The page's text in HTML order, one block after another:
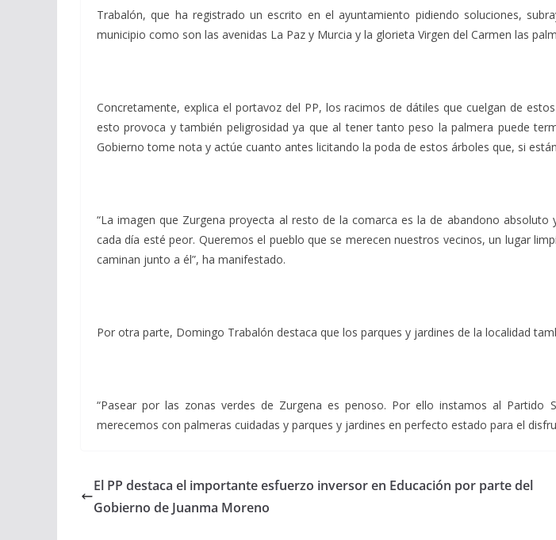
Trabalón, que ha registrado un escrito en el ayuntamiento pidiendo soluciones,
municipio como son las avenidas La Paz y Murcia y la glorieta Virgen del Carmen las
Concretamente, explica el portavoz del PP, los racimos de dátiles que cuelgan de
esto provoca y también peligrosidad ya que al tener tanto peso la palmera puede
Gobierno tome nota y actúe cuanto antes licitando la poda de estos árboles que, si
“La imagen que Zurgena proyecta al resto de la comarca es la de abandono
cada día esté peor. Queremos el pueblo que se merecen nuestros vecinos, un lugar
caminan junto a él”, ha manifestado.
Por otra parte, Domingo Trabalón destaca que los parques y jardines de la localidad
“Pasear por las zonas verdes de Zurgena es penoso. Por ello instamos al
merecemos con palmeras cuidadas y parques y jardines en perfecto estado para el
El PP destaca el importante esfuerzo inversor en Educación por parte del
Gobierno de Juanma Moreno